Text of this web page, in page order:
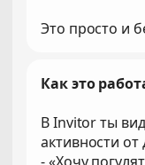
Это просто и
Как это
В Invitor ты
активности